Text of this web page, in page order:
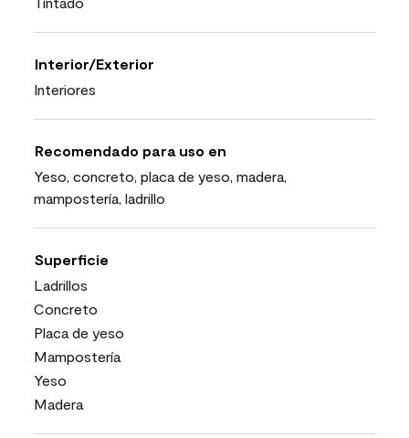
Interior/Exterior
Interiores
Recomendado para uso en
Yeso, concreto, placa de yeso, madera,
mampostería, ladrillo
Superficie
Ladrillos
Concreto
Placa de yeso
Mampostería
Yeso
Madera